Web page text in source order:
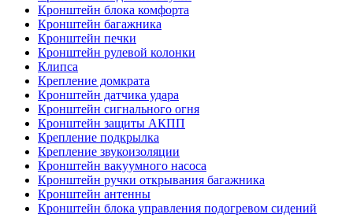
Кронштейн блока комфорта
Кронштейн багажника
Кронштейн печки
Кронштейн рулевой колонки
Клипса
Крепление домкрата
Кронштейн датчика удара
Кронштейн сигнального огня
Кронштейн защиты АКПП
Крепление подкрылка
Крепление звукоизоляции
Кронштейн вакуумного насоса
Кронштейн ручки открывания багажника
Кронштейн антенны
Кронштейн блока управления подогревом сидений